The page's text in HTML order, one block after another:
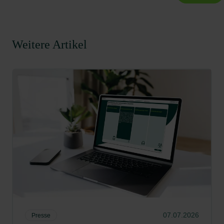
13:15–13:45 Uhr
Betriebliches Eingliederungsmanagement
im Realitätscheck:
Fragen, Fälle, Erfahrungen (Nina Reinartz &
Katharina Kresse)
13:45–14:15 Uhr
Vorsprung durch Prävention:
Zukunftstrends als Chance für die
Weitere Artikel
Presse 07.07.2026